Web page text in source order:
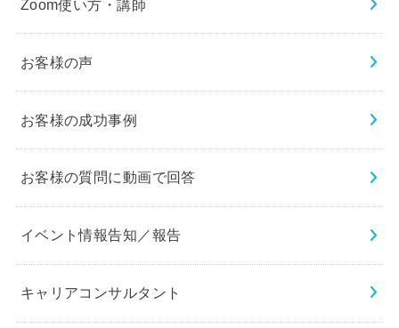
Zoom使い方・講師
お客様の声
お客様の成功事例
お客様の質問に動画で回答
イベント情報告知／報告
キャリアコンサルタント